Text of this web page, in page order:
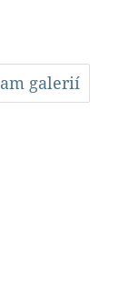
galerií